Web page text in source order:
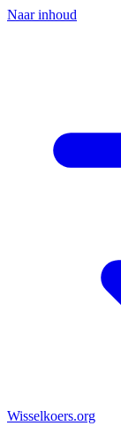
Naar inhoud
Wisselkoers.org